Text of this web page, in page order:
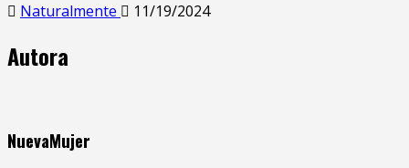
Naturalmente 11/19/2024
Autora
NuevaMujer